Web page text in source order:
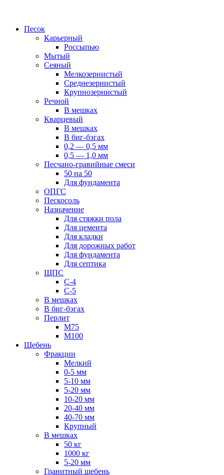
Песок
Карьерный
Россыпью
Мытый
Сеяный
Мелкозернистый
Среднезернистый
Крупнозернистый
Речной
В мешках
Кварцевый
В мешках
В биг-бэгах
0,2 — 0,5 мм
0,5 — 1,0 мм
Песчано-гравийные смеси
50 на 50
Для фундамента
ОПГС
Пескосоль
Назначение
Для стяжки пола
Для цемента
Для кладки
Для дорожных работ
Для фундамента
Для септика
ЩПС
С-4
С-5
В мешках
В биг-бэгах
Перлит
М75
М100
Щебень
Фракции
Мелкий
0-5 мм
5-10 мм
5-20 мм
10-20 мм
20-40 мм
40-70 мм
Крупный
В мешках
50 кг
1000 кг
5-20 мм
Гранитный щебень